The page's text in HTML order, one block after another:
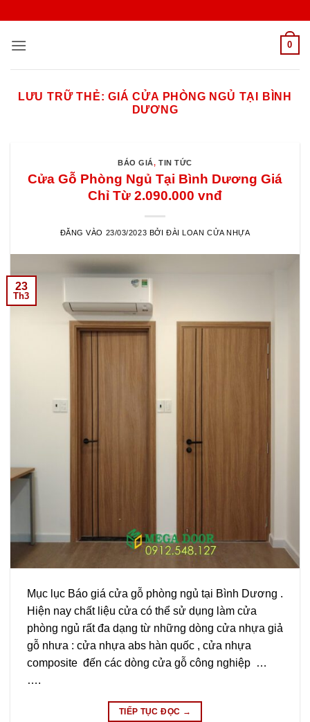
nội
0
LƯU TRỮ THẺ:GIÁ CỬA PHÒNG NGỦ TẠI BÌNH
DƯƠNG
BÁO GIÁ,TIN TỨC
Cửa Gỗ Phòng Ngủ Tại Bình Dương Giá
Chỉ Từ 2.090.000 vnđ
ĐĂNG VÀO 23/03/2023 BỞI ĐÀI LOAN CỬA NHỰA
23
Th3
Mục lục Báo giá cửa gỗ phòng ngủ tại Bình Dương .
Hiện nay chất liệu cửa có thể sử dụng làm cửa
phòng ngủ rất đa dạng từ những dòng cửa nhựa giả
gỗ nhưa : cửa nhựa abs hàn quốc , cửa nhựa
composite đến các dòng cửa gỗ công nghiệp …
….
TIẾP TỤC ĐỌC →